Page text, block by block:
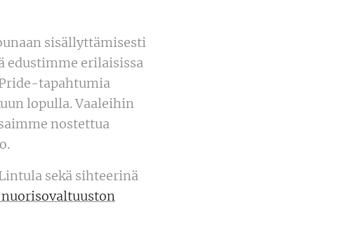
sisällyttämisesti
edustimme erilaisissa
tapahtumia
lopulla. Vaaleihin
nostettua
sekä sihteerinä
nuorisovaltuuston